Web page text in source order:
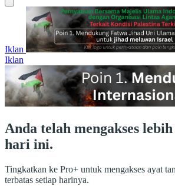
Iklan
Iklan
Anda telah mengakses
hari ini.
Tingkatkan ke Pro+ untuk mengakses ayat
terbatas setiap harinya.